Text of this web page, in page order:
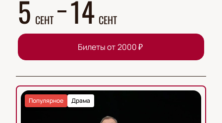
5 СЕНТ 14 СЕНТ
Билеты от 2000₽
Драма
Популярное